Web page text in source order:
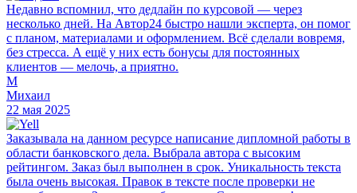
Недавно вспомнил, что дедлайн по курсовой — через
несколько дней. На Автор24 быстро нашли эксперта, он помог
с планом, материалами и оформлением. Всё сделали вовремя,
без стресса. А ещё у них есть бонусы для постоянных
клиентов — мелочь, а приятно.
М
Михаил
22 мая 2025
Заказывала на данном ресурсе написание дипломной работы в
области банковского дела. Выбрала автора с высоким
рейтингом. Заказ был выполнен в срок. Уникальность текста
была очень высокая. Правок в тексте после проверки не